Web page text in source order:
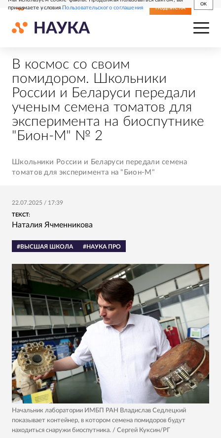
принимаете условияПользовательского соглашения
OK
СВЕЖИЙ НОМЕР ПОДПИСКА
В космос со своим
помидором. Школьники
России и Беларуси передали
ученым семена томатов для
эксперимента на биоспутнике
"Бион-М" № 2
Школьники России и Беларуси передали семена
томатов для эксперимента на "Бион-М"
22.07.2025 / 17:39
ТЕКСТ:
Наталия Ячменникова
#ВЫСШАЯ ШКОЛА #НАУКА ПРО
Начальник лаборатории ИМБП РАН Владислав Седлецкий
показывает контейнер, в котором семена помидоров будут
находиться снаружи биоспутника. / Сергей Куксин/РГ